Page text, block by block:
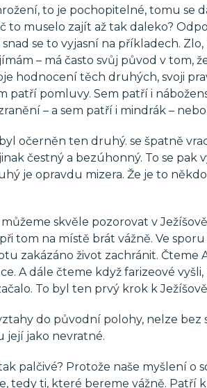
to je pochopitelné, tomu se
to muselo zajít až tak daleko?
se to vyjasní na příkladech.
– má často svůj původ v tom,
hodnocení těch druhých, svoji
patří pomluvy. Sem patří i
– a sem patří i mindrák – nebo
očerněn ten druhý. se špatně
čestný a bezúhonný. To se pak
je opravdu mizera. Že je to
skvěle pozorovat v
tom na místě brát vážně. Ve
zakázáno život zachránit. Čteme
A dále čteme když farizeové
To byl ten prvý krok k
do původní polohy, nelze
její jako nevratné.
palčivé? Protože naše myšlení o
tedy ti, které bereme vážně. Patří